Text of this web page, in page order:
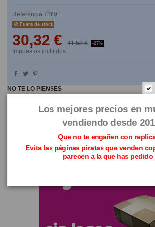
Referencia 73691
Fuera de stock
30,32 € 41,53 € -27%
Impuestos incluidos
NO TE LO PIENSES
Los mejores precios en
vendiendo desde
Que no te engañen con
Evita las páginas piratas que venden
parecen a la que has pedido